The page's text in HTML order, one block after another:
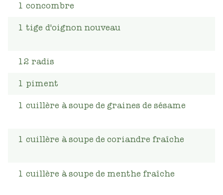
1 concombre
1 tige d'oignon nouveau
12 radis
1 piment
1 cuillère à soupe de graines de sésame
1 cuillère à soupe de coriandre fraîche
1 cuillère à soupe de menthe fraîche